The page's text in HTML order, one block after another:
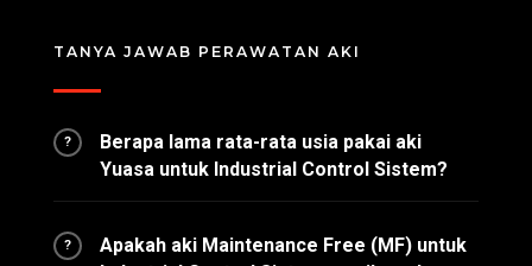
TANYA JAWAB PERAWATAN AKI
?
Berapa lama rata-rata usia pakai aki
Yuasa untuk Industrial Control Sistem?
?
Apakah aki Maintenance Free (MF) untuk